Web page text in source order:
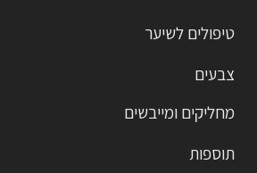
טיפולים לשיער
צבעים
מחליקים ומייבשים
תוספות